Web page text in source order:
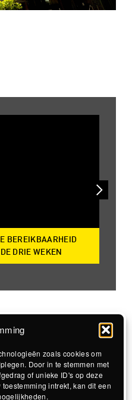
zoals cookies om
Door in te stemmen met
of unieke ID's op deze
intrekt, kan dit een
BEREIKBAARHEID
DRIE WEKEN